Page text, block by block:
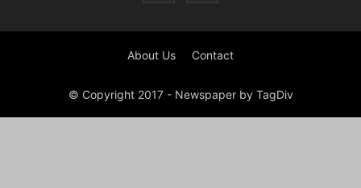
About Us Contact
© Copyright 2017 - Newspaper by TagDiv